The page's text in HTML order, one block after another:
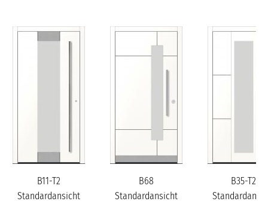
B11-T2
Standardansicht
B68
Standardansicht
B35-T2